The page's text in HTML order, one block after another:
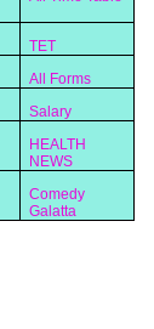
TET
All Forms
Salary
HEALTH
NEWS
Comedy
Galatta